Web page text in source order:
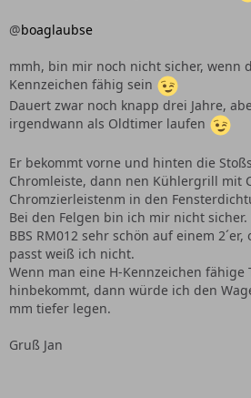
@boaglaubse
mmh, bin mir noch nicht sicher, wenn
Kennzeichen fähig sein
Dauert zwar noch knapp drei Jahre,
irgendwann als Oldtimer laufen
Er bekommt vorne und hinten die
Chromleiste, dann nen Kühlergrill mit
Chromzierleistenm in den
Bei den Felgen bin ich mir nicht
BBS RM012 sehr schön auf einem
passt weiß ich nicht.
Wenn man eine H-Kennzeichen fähige
hinbekommt, dann würde ich den
mm tiefer legen.
Gruß Jan